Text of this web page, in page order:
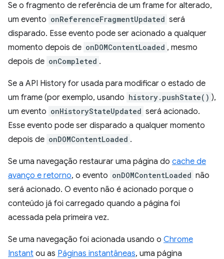
Se o fragmento de referência de um frame for alterado,
um evento onReferenceFragmentUpdated será
disparado. Esse evento pode ser acionado a qualquer
momento depois de onDOMContentLoaded , mesmo
depois de onCompleted .
Se a API History for usada para modificar o estado de
um frame (por exemplo, usando history.pushState() ),
um evento onHistoryStateUpdated será acionado.
Esse evento pode ser disparado a qualquer momento
depois de onDOMContentLoaded .
Se uma navegação restaurar uma página do cache de
avanço e retorno, o evento onDOMContentLoaded não
será acionado. O evento não é acionado porque o
conteúdo já foi carregado quando a página foi
acessada pela primeira vez.
Se uma navegação foi acionada usando o Chrome
Instant ou as Páginas instantâneas, uma página